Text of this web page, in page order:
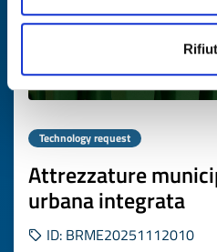
Technology request
Attrezzature
urbana integrata
ID: BRME20251112010